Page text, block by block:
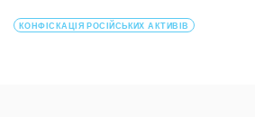
КОНФІСКАЦІЯ РОСІЙСЬКИХ АКТИВІВ